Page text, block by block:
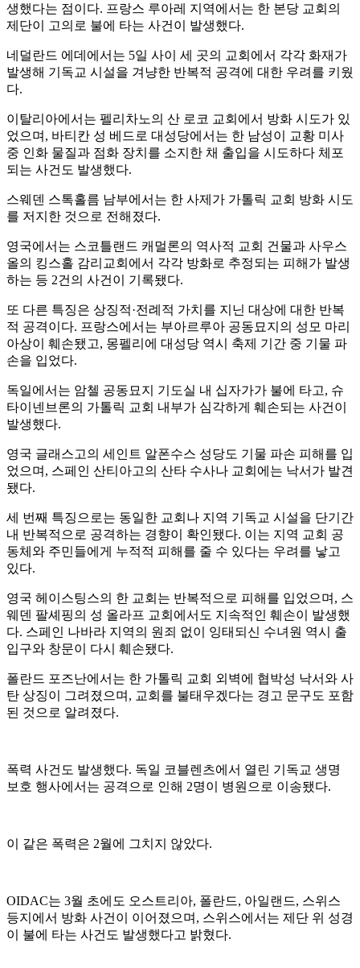
생했다는 점이다. 프랑스 루아레 지역에서는 한 본당 교회의
제단이 고의로 불에 타는 사건이 발생했다.
네덜란드 에데에서는 5일 사이 세 곳의 교회에서 각각 화재가
발생해 기독교 시설을 겨냥한 반복적 공격에 대한 우려를 키웠
다.
이탈리아에서는 펠리차노의 산 로코 교회에서 방화 시도가 있
었으며, 바티칸 성 베드로 대성당에서는 한 남성이 교황 미사
중 인화 물질과 점화 장치를 소지한 채 출입을 시도하다 체포
되는 사건도 발생했다.
스웨덴 스톡홀름 남부에서는 한 사제가 가톨릭 교회 방화 시도
를 저지한 것으로 전해졌다.
영국에서는 스코틀랜드 캐멀론의 역사적 교회 건물과 사우스
올의 킹스홀 감리교회에서 각각 방화로 추정되는 피해가 발생
하는 등 2건의 사건이 기록됐다.
또 다른 특징은 상징적·전례적 가치를 지닌 대상에 대한 반복
적 공격이다. 프랑스에서는 부아르루아 공동묘지의 성모 마리
아상이 훼손됐고, 몽펠리에 대성당 역시 축제 기간 중 기물 파
손을 입었다.
독일에서는 암첼 공동묘지 기도실 내 십자가가 불에 타고, 슈
타이넨브론의 가톨릭 교회 내부가 심각하게 훼손되는 사건이
발생했다.
영국 글래스고의 세인트 알폰수스 성당도 기물 파손 피해를 입
었으며, 스페인 산티아고의 산타 수사나 교회에는 낙서가 발견
됐다.
세 번째 특징으로는 동일한 교회나 지역 기독교 시설을 단기간
내 반복적으로 공격하는 경향이 확인됐다. 이는 지역 교회 공
동체와 주민들에게 누적적 피해를 줄 수 있다는 우려를 낳고
있다.
영국 헤이스팅스의 한 교회는 반복적으로 피해를 입었으며, 스
웨덴 팔셰핑의 성 올라프 교회에서도 지속적인 훼손이 발생했
다. 스페인 나바라 지역의 원죄 없이 잉태되신 수녀원 역시 출
입구와 창문이 다시 훼손됐다.
폴란드 포즈난에서는 한 가톨릭 교회 외벽에 협박성 낙서와 사
탄 상징이 그려졌으며, 교회를 불태우겠다는 경고 문구도 포함
된 것으로 알려졌다.
폭력 사건도 발생했다. 독일 코블렌츠에서 열린 기독교 생명
보호 행사에서는 공격으로 인해 2명이 병원으로 이송됐다.
이 같은 폭력은 2월에 그치지 않았다.
OIDAC는 3월 초에도 오스트리아, 폴란드, 아일랜드, 스위스
등지에서 방화 사건이 이어졌으며, 스위스에서는 제단 위 성경
이 불에 타는 사건도 발생했다고 밝혔다.